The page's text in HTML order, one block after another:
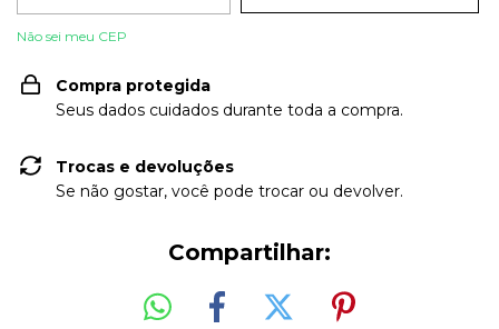
Não sei meu CEP
Compra protegida
Seus dados cuidados durante toda a compra.
Trocas e devoluções
Se não gostar, você pode trocar ou devolver.
Compartilhar: